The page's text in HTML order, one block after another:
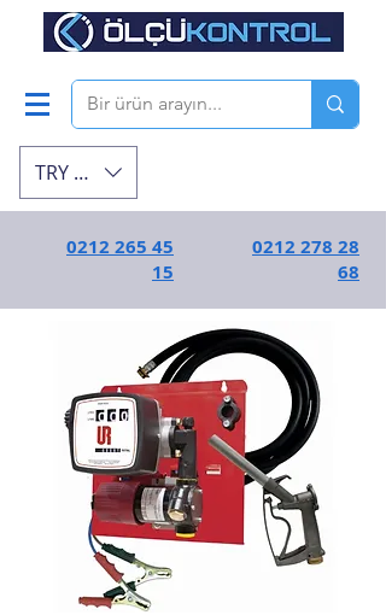
TRY (₺)
0212 265 45
15
0212 278 28
68